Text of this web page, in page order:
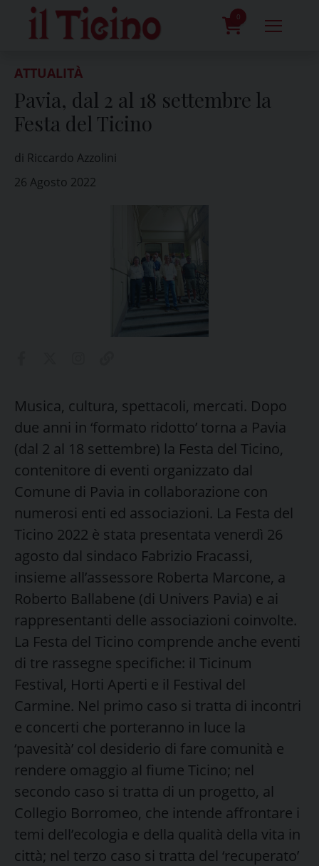
content
0
ATTUALITÀ
Pavia, dal 2 al 18 settembre la
Festa del Ticino
di Riccardo Azzolini
26 Agosto 2022
Musica, cultura, spettacoli, mercati. Dopo
due anni in ‘formato ridotto’ torna a Pavia
(dal 2 al 18 settembre) la Festa del Ticino,
contenitore di eventi organizzato dal
Comune di Pavia in collaborazione con
numerosi enti ed associazioni. La Festa del
Ticino 2022 è stata presentata venerdì 26
agosto dal sindaco Fabrizio Fracassi,
insieme all’assessore Roberta Marcone, a
Roberto Ballabene (di Univers Pavia) e ai
rappresentanti delle associazioni coinvolte.
La Festa del Ticino comprende anche eventi
di tre rassegne specifiche: il Ticinum
Festival, Horti Aperti e il Festival del
Carmine. Nel primo caso si tratta di incontri
e concerti che porteranno in luce la
‘pavesità’ col desiderio di fare comunità e
rendere omaggio al fiume Ticino; nel
secondo caso si tratta di un progetto, al
Collegio Borromeo, che intende affrontare i
temi dell’ecologia e della qualità della vita in
città; nel terzo caso si tratta del ‘recuperato’